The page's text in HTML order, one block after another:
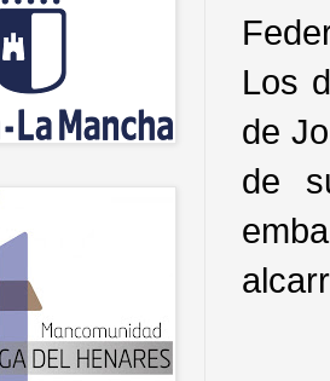
Los
de
de